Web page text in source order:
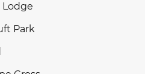
Lodge
Park